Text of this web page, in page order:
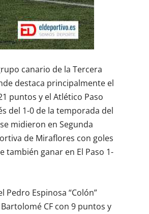
canario de la Tercera
destaca principalmente el
puntos y el Atlético Paso
del 1-0 de la temporada del
midieron en Segunda
de Miraflores con goles
también ganar en El Paso 1-
Espinosa “Colón”
CF con 9 puntos y